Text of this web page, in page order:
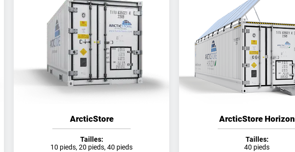
ArcticStore
Tailles:
10 pieds, 20 pieds, 40 pieds
ArcticStore Horizon
Tailles:
40 pieds